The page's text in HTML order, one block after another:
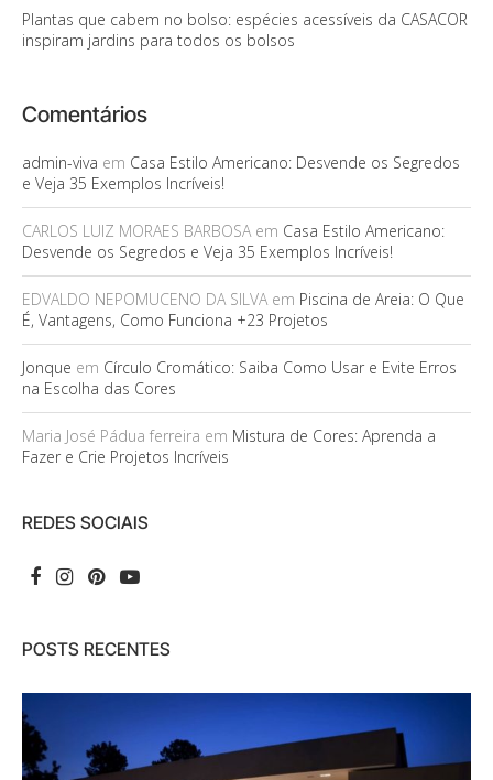
Plantas que cabem no bolso: espécies acessíveis da CASACOR
inspiram jardins para todos os bolsos
Comentários
admin-viva em Casa Estilo Americano: Desvende os Segredos
e Veja 35 Exemplos Incríveis!
CARLOS LUIZ MORAES BARBOSAem Casa Estilo Americano:
Desvende os Segredos e Veja 35 Exemplos Incríveis!
EDVALDO NEPOMUCENO DA SILVAem Piscina de Areia: O Que
É, Vantagens, Como Funciona +23 Projetos
Jonque em Círculo Cromático: Saiba Como Usar e Evite Erros
na Escolha das Cores
Maria José Pádua ferreira em Mistura de Cores: Aprenda a
Fazer e Crie Projetos Incríveis
REDES SOCIAIS
POSTS RECENTES